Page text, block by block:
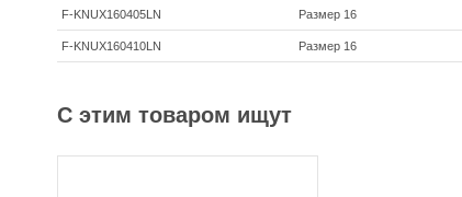
F-KNUX160405LN Размер 16
F-KNUX160410LN Размер 16
С этим товаром ищут